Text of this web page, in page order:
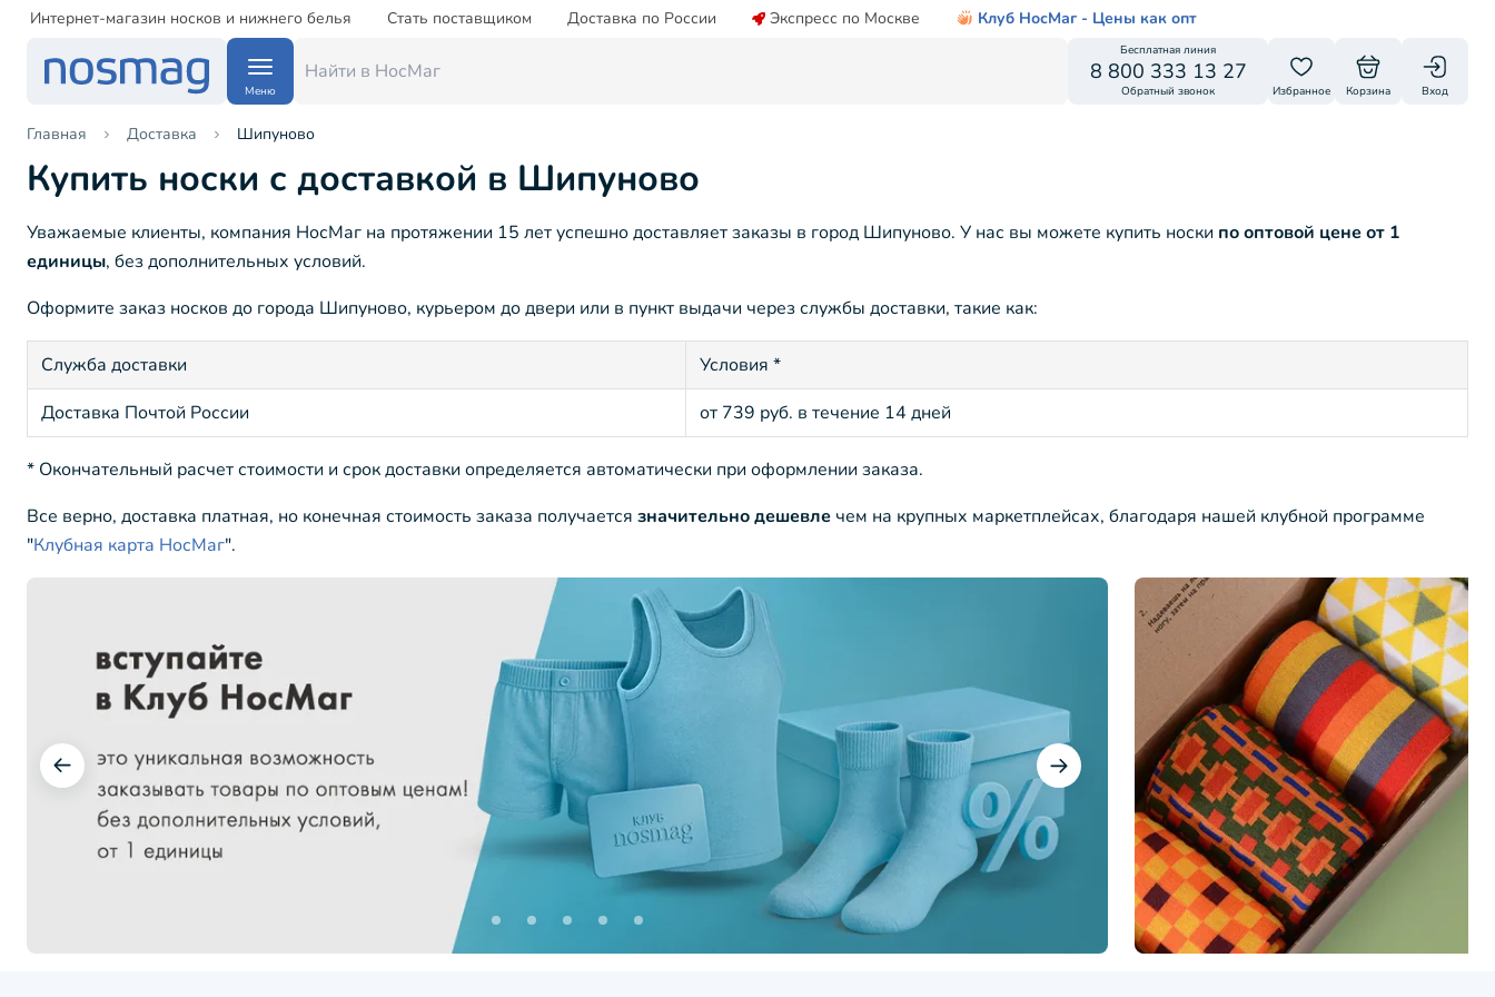
Интернет-магазин носков и нижнего белья Стать поставщиком Доставка по России Экспресс по Москве Клуб НосМаг - Цены как опт
Меню
Бесплатная линия
8 800 333 13 27
Обратный звонок Избранное Корзина Вход
Главная Доставка Шипуново
Купить носки с доставкой в Шипуново
Уважаемые клиенты, компания НосМаг на протяжении 15 лет успешно доставляет заказы в город Шипуново. У нас вы можете купить носки по оптовой цене от 1
единицы, без дополнительных условий.
Оформите заказ носков до города Шипуново, курьером до двери или в пункт выдачи через службы доставки, такие как:
Служба доставки
Условия *
Доставка Почтой России
от 739 руб. в течение 14 дней
* Окончательный расчет стоимости и срок доставки определяется автоматически при оформлении заказа.
Все верно, доставка платная, но конечная стоимость заказа получается значительно дешевле чем на крупных маркетплейсах, благодаря нашей клубной программе
"Клубная карта НосМаг".